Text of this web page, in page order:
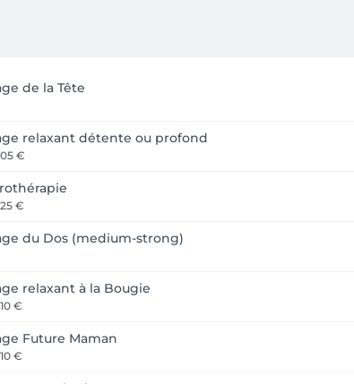
de la Tête
relaxant détente ou profond
€
€
du Dos (medium-strong)
relaxant à la Bougie
€
Future Maman
€